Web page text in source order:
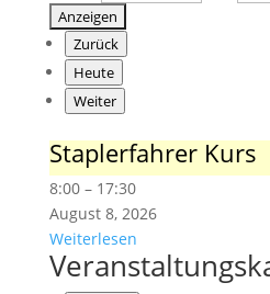
Zurück
Heute
Weiter
Staplerfahrer
Kurs
Staplerfahrer Kurs
8:00 – 17:30
August 8, 2026
Weiterlesen